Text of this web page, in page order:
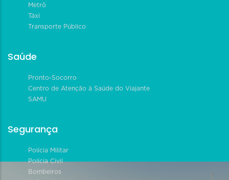
Metrô
Táxi
Transporte Público
Saúde
Pronto-Socorro
Centro de Atenção à Saúde do Viajante
SAMU
Segurança
Polícia Militar
Polícia Civil
Bombeiros